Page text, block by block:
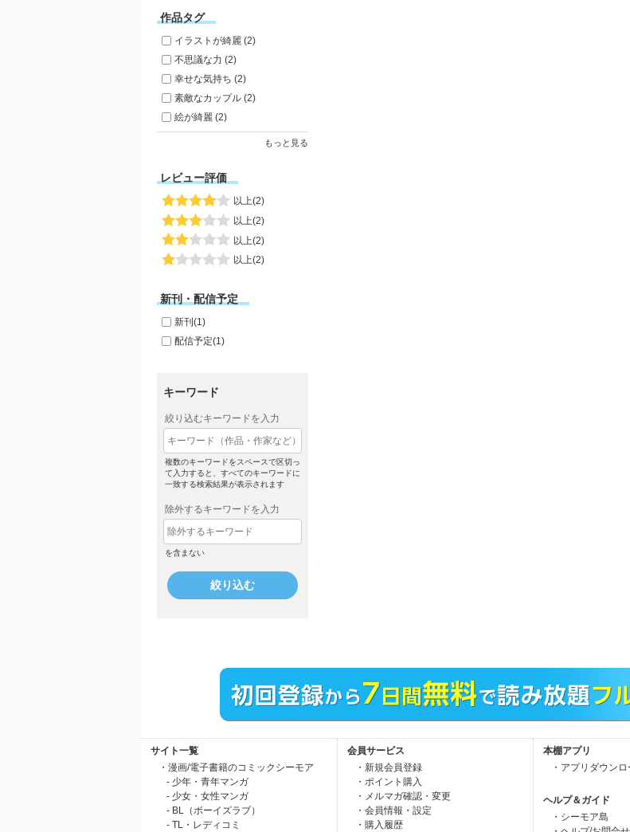
作品タグ
イラストが綺麗 (2)
不思議な力 (2)
幸せな気持ち (2)
素敵なカップル (2)
絵が綺麗 (2)
もっと見る
レビュー評価
以上(2)
以上(2)
以上(2)
以上(2)
新刊・配信予定
新刊(1)
配信予定(1)
キーワード
絞り込むキーワードを入力
複数のキーワードをスペースで区切っ
て入力すると、すべてのキーワードに
一致する検索結果が表示されます
除外するキーワードを入力
を含まない
絞り込む
サイト一覧
・漫画/電子書籍のコミックシーモア
- 少年・青年マンガ
- 少女・女性マンガ
- BL（ボーイズラブ）
- TL・レディコミ
会員サービス
・新規会員登録
・ポイント購入
・メルマガ確認・変更
・会員情報・設定
・購入履歴
本棚アプリ
・アプリダウンロ
ヘルプ＆ガイド
・シーモア島